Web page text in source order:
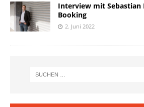
Interview mit Sebastian
Booking
2. Juni 2022